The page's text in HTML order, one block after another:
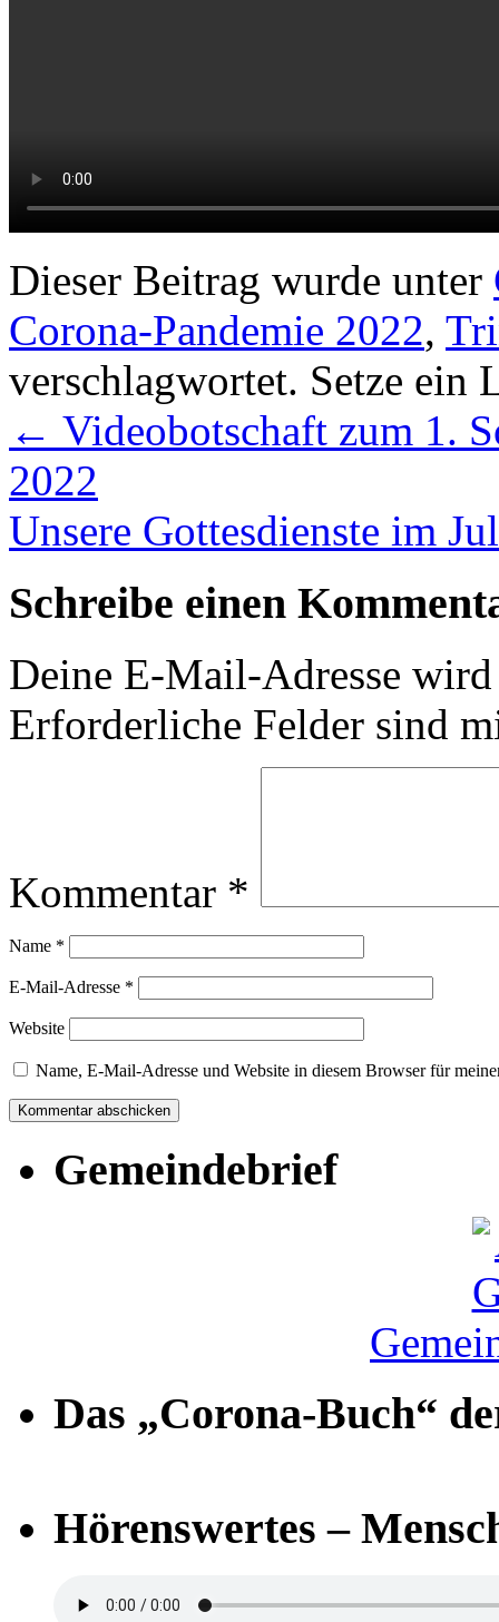
Dieser Beitrag wurde unter
Corona-Pandemie 2022,
verschlagwortet. Setze ein
← Videobotschaft zum 1.
2022
Unsere Gottesdienste im
Schreibe einen
Deine E-Mail-Adresse
Erforderliche Felder sind
Kommentar *
Name *
E-Mail-Adresse *
Website
Name, E-Mail-Adresse und Website in diesem Browser für
Gemeindebrief
Das „Corona-Buch“
Hörenswertes –